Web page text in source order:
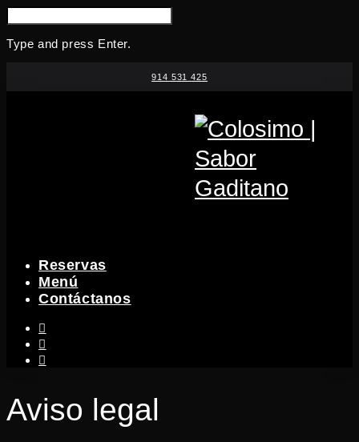
SEARCH
FOR:
Type and press Enter.
content
914 531 425
Reservas
Menú
Contáctanos
Aviso legal